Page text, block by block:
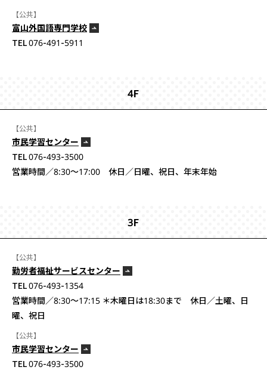
【公共】
富山外国語専門学校
TEL 076-491-5911
4F
【公共】
市民学習センター
TEL 076-493-3500
営業時間／8:30〜17:00 休日／日曜、祝日、年末年始
3F
【公共】
勤労者福祉サービスセンター
TEL 076-493-1354
営業時間／8:30〜17:15 ＊木曜日は18:30まで 休日／土曜、日
曜、祝日
【公共】
市民学習センター
TEL 076-493-3500